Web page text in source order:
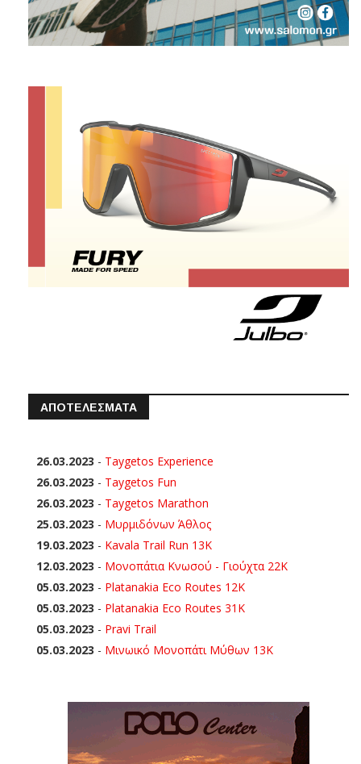
ΑΠΟΤΕΛΕΣΜΑΤΑ
26.03.2023 - Taygetos Experience
26.03.2023 - Taygetos Fun
26.03.2023 - Taygetos Marathon
25.03.2023 - Μυρμιδόνων Άθλος
19.03.2023 - Kavala Trail Run 13K
12.03.2023 - Μονοπάτια Κνωσού - Γιούχτα 22Κ
05.03.2023 - Platanakia Eco Routes 12K
05.03.2023 - Platanakia Eco Routes 31K
05.03.2023 - Pravi Trail
05.03.2023 - Μινωικό Μονοπάτι Μύθων 13Κ